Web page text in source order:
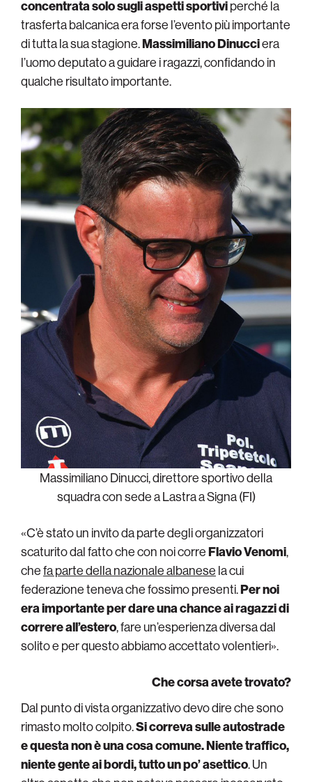
concentrata solo sugli aspetti sportiviperché la
trasferta balcanica era forse l’evento più importante
di tutta la sua stagione.Massimiliano Dinucciera
l’uomo deputato a guidare i ragazzi, confidando in
qualche risultato importante.
Massimiliano Dinucci, direttore sportivo della
squadra con sede a Lastra a Signa (FI)
«C’è stato un invito da parte degli organizzatori
scaturito dal fatto che con noi correFlavio Venomi,
chefa parte della nazionale albanese la cui
federazione teneva che fossimo presenti.Per noi
era importante per dare una chance ai ragazzi di
correre all’estero, fare un’esperienza diversa dal
solito e per questo abbiamo accettato volentieri».
Che corsa avete trovato?
Dal punto di vista organizzativo devo dire che sono
rimasto molto colpito.Si correva sulle autostrade
e questa non è una cosa comune. Niente traffico,
niente gente ai bordi, tutto un po’ asettico. Un